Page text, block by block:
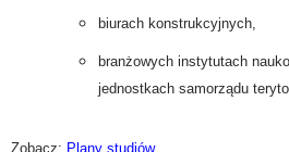
biurach konstrukcyjnych,
branżowych instytutach
jednostkach samorządu
Zobacz: Plany studiów